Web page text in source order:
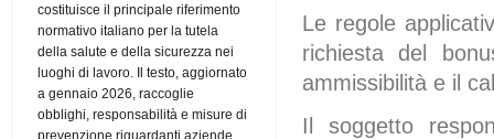
costituisce il principale riferimento
normativo italiano per la tutela
della salute e della sicurezza nei
luoghi di lavoro. Il testo, aggiornato
a gennaio 2026, raccoglie
obblighi, responsabilità e misure di
prevenzione riguardanti aziende,
Le regole
richiesta del
ammissibilità e il
Il soggetto